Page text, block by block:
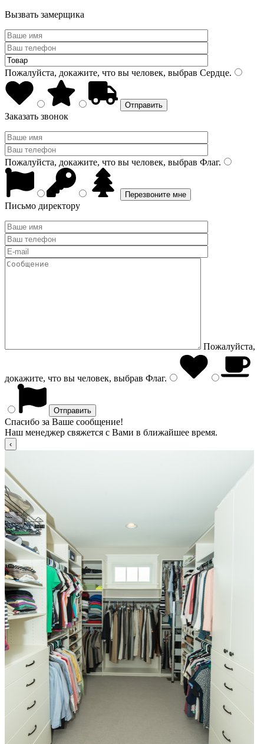
Вызвать замерщика
Пожалуйста, докажите, что вы человек, выбрав Сердце.
Заказать звонок
Пожалуйста, докажите, что вы человек, выбрав Флаг.
Письмо директору
Пожалуйста,
докажите, что вы человек, выбрав Флаг.
Спасибо за Ваше сообщение!
Наш менеджер свяжется с Вами в ближайшее время.